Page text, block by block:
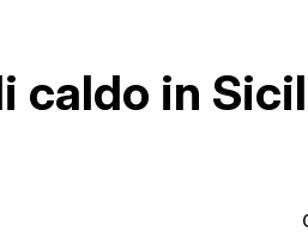
caldo in